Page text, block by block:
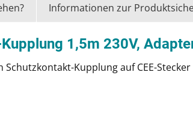
Informationen zur
1,5m 230V,
Kupplung auf CEE-Stecker